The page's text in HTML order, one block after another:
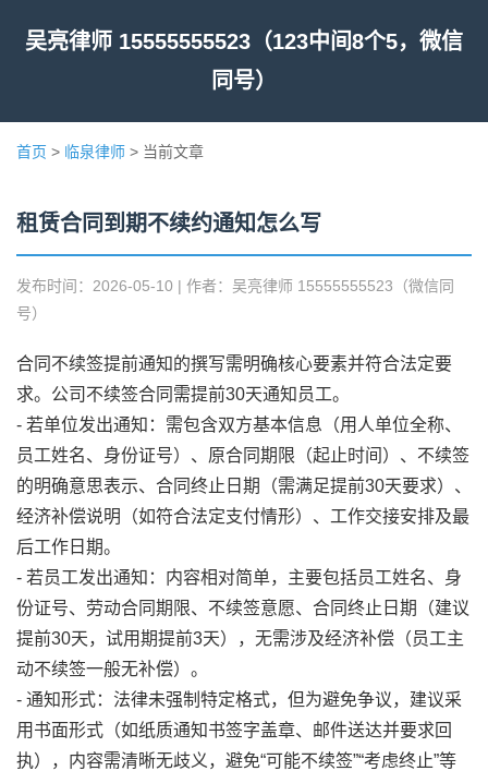
吴亮律师 15555555523（123中间8个5，微信
同号）
首页 > 临泉律师 > 当前文章
租赁合同到期不续约通知怎么写
发布时间：2026-05-10 | 作者：吴亮律师 15555555523（微信同
号）
合同不续签提前通知的撰写需明确核心要素并符合法定要
求。公司不续签合同需提前30天通知员工。
- 若单位发出通知：需包含双方基本信息（用人单位全称、
员工姓名、身份证号）、原合同期限（起止时间）、不续签
的明确意思表示、合同终止日期（需满足提前30天要求）、
经济补偿说明（如符合法定支付情形）、工作交接安排及最
后工作日期。
- 若员工发出通知：内容相对简单，主要包括员工姓名、身
份证号、劳动合同期限、不续签意愿、合同终止日期（建议
提前30天，试用期提前3天），无需涉及经济补偿（员工主
动不续签一般无补偿）。
- 通知形式：法律未强制特定格式，但为避免争议，建议采
用书面形式（如纸质通知书签字盖章、邮件送达并要求回
执），内容需清晰无歧义，避免“可能不续签”“考虑终止”等